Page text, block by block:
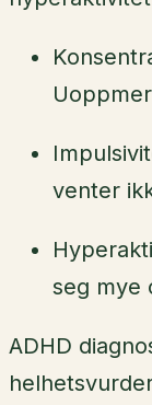
venter
seg mye
ADHD